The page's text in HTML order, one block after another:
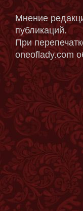
Мнение
публикаций.
При
oneoflady.com